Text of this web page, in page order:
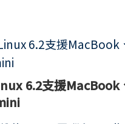
6.2支援MacBook